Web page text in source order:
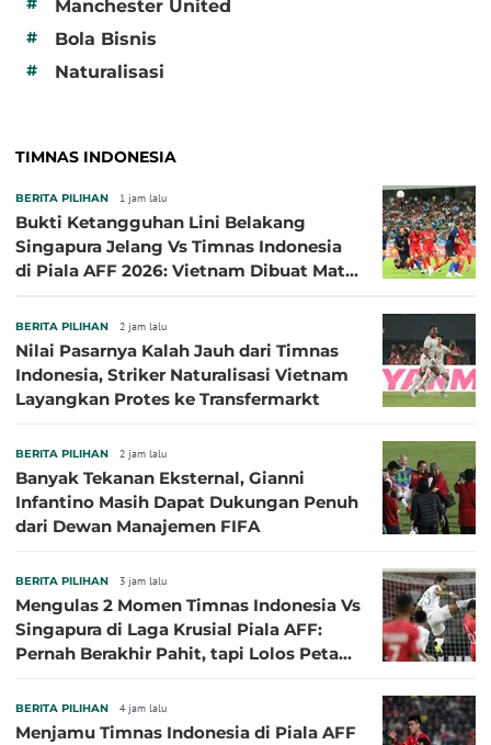
Manchester United
# Bola Bisnis
# Naturalisasi
TIMNAS INDONESIA
BERITA PILIHAN 1 jam lalu
Bukti Ketangguhan Lini Belakang
Singapura Jelang Vs Timnas Indonesia
di Piala AFF 2026: Vietnam Dibuat Mati
BERITA PILIHAN 2 jam lalu
Nilai Pasarnya Kalah Jauh dari Timnas
Indonesia, Striker Naturalisasi Vietnam
Layangkan Protes ke Transfermarkt
BERITA PILIHAN 2 jam lalu
Banyak Tekanan Eksternal, Gianni
Infantino Masih Dapat Dukungan Penuh
dari Dewan Manajemen FIFA
BERITA PILIHAN 3 jam lalu
Mengulas 2 Momen Timnas Indonesia Vs
Singapura di Laga Krusial Piala AFF:
Pernah Berakhir Pahit, tapi Lolos Petaka
BERITA PILIHAN 4 jam lalu
Menjamu Timnas Indonesia di Piala AFF